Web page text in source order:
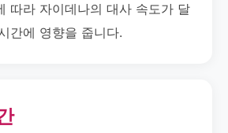
따라 자이데나의 대사 속도가 달
간에 영향을 줍니다.